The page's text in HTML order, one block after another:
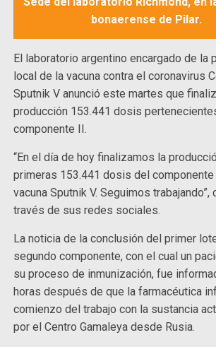
bonaerense de Pilar.
El laboratorio argentino encargado de la
local de la vacuna contra el coronavirus
Sputnik V anunció este martes que
producción 153.441 dosis
componente II.
“En el día de hoy finalizamos la
primeras 153.441 dosis del
vacuna Sputnik V. Seguimos trabajando”,
través de sus redes sociales.
La noticia de la conclusión del primer
segundo componente, con el cual un
su proceso de inmunización, fue
horas después de que la farmacéutica
comienzo del trabajo con la sustancia
por el Centro Gamaleya desde Rusia.